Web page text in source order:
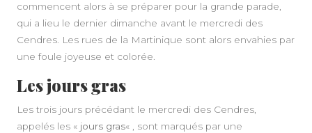
commencent alors à se préparer pour la grande parade,
qui a lieu le dernier dimanche avant le mercredi des
Cendres. Les rues de la Martinique sont alors envahies par
une foule joyeuse et colorée.
Les jours gras
Les trois jours précédant le mercredi des Cendres,
appelés les « jours gras« , sont marqués par une